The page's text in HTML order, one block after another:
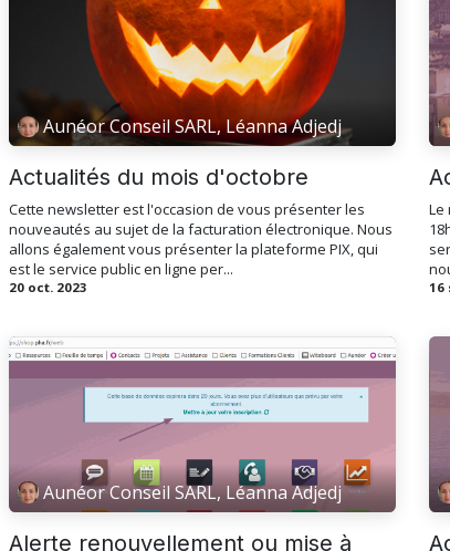
Aunéor Conseil SARL, Léanna Adjedj
Actualités du mois d'octobre
Cette newsletter est l'occasion de vous présenter les
nouveautés au sujet de la facturation électronique. Nous
allons également vous présenter la plateforme PIX, qui
est le service public en ligne per...
20 oct. 2023
Le
16
Aunéor Conseil SARL, Léanna Adjedj
Alerte renouvellement ou mise à